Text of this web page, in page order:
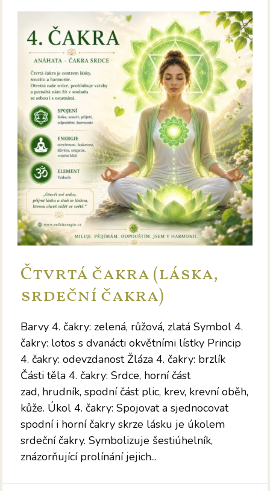
Čtvrtá čakra (láska,
srdeční čakra)
Barvy 4. čakry: zelená, růžová, zlatá Symbol 4.
čakry: lotos s dvanácti okvětními lístky Princip
4. čakry: odevzdanost Žláza 4. čakry: brzlík
Části těla 4. čakry: Srdce, horní část
zad, hrudník, spodní část plic, krev, krevní oběh,
kůže. Úkol 4. čakry: Spojovat a sjednocovat
spodní i horní čakry skrze lásku je úkolem
srdeční čakry. Symbolizuje šestiúhelník,
znázorňující prolínání jejich...